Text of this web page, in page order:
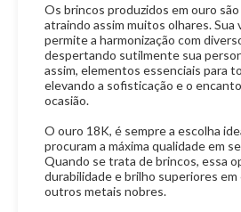
Os brincos produzidos em ouro
atraindo assim muitos olhares. Sua
permite a harmonização com
despertando sutilmente sua
assim, elementos essenciais para
elevando a sofisticação e o
ocasião.
O ouro 18K, é sempre a escolha
procuram a máxima qualidade em
Quando se trata de brincos, essa
durabilidade e brilho superiores em
outros metais nobres.